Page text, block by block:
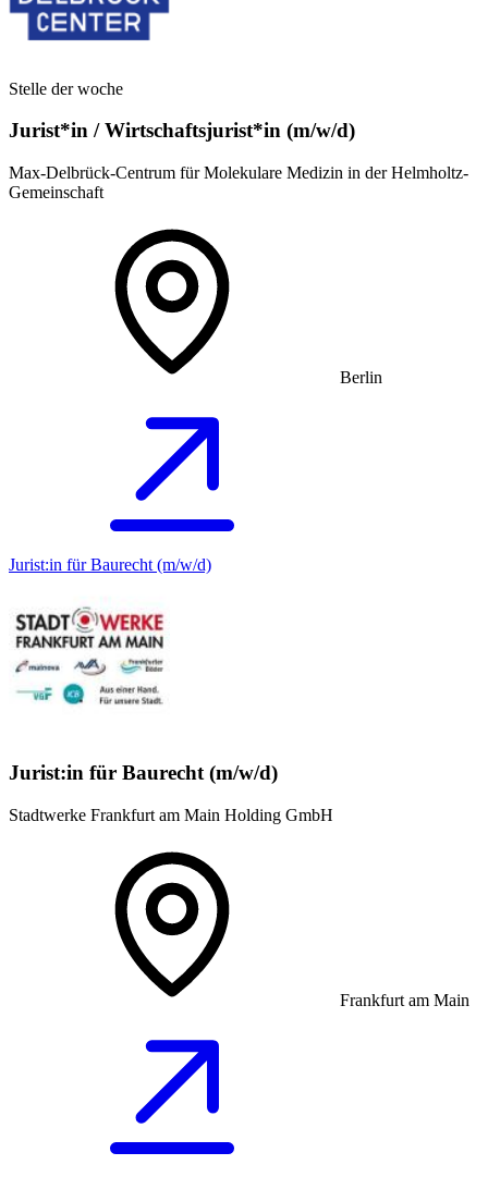
Stelle der woche
Jurist*in / Wirtschafts­jurist*in (m/w/d)
Max-Delbrück-Centrum für Molekulare Medizin in der Helmholtz-
Gemeinschaft
Berlin
Jurist:in für Baurecht (m/w/d)
Jurist:in für Baurecht (m/w/d)
Stadtwerke Frankfurt am Main Holding GmbH
Frankfurt am Main